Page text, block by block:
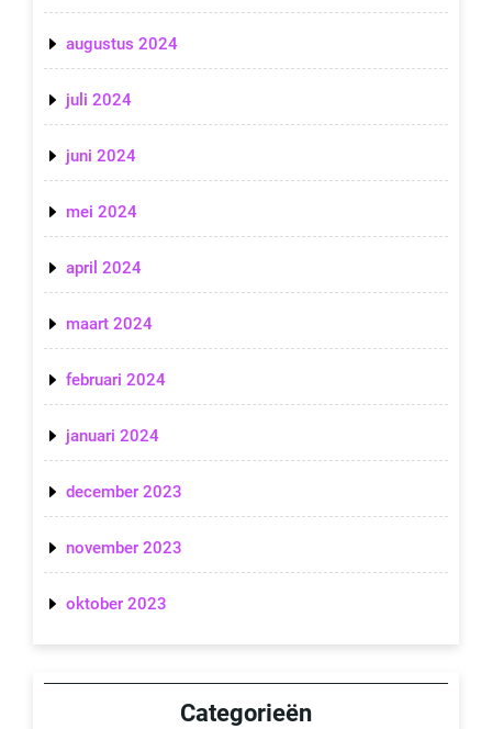
augustus 2024
juli 2024
juni 2024
mei 2024
april 2024
maart 2024
februari 2024
januari 2024
december 2023
november 2023
oktober 2023
Categorieën